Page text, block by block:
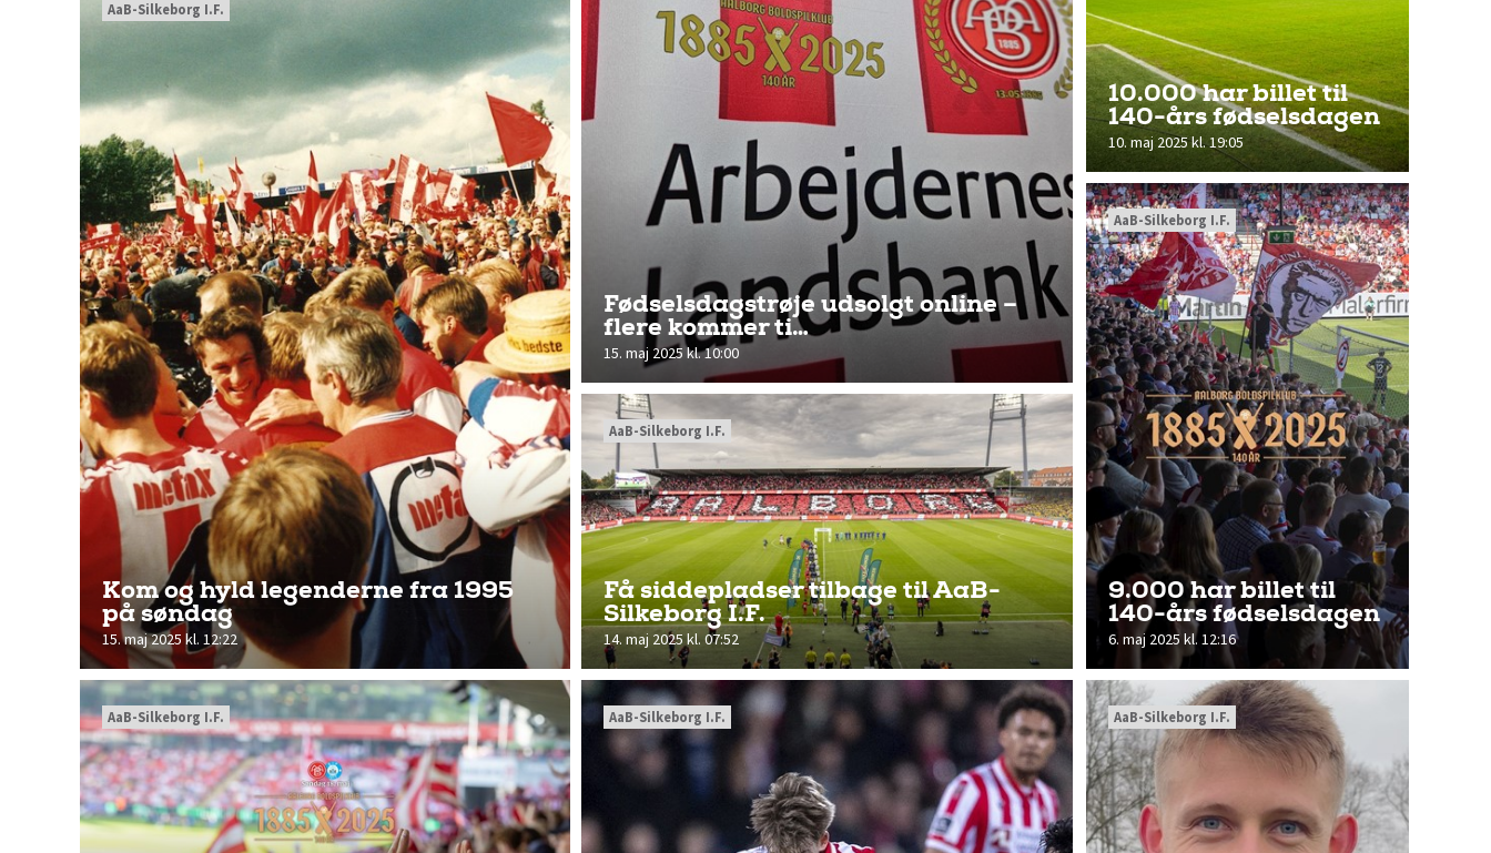
Kom og hyld legenderne fra 1995
på søndag
15. maj 2025 kl. 12:22
AaB-Silkeborg I.F.
Fødselsdagstrøje udsolgt online –
flere kommer ti…
15. maj 2025 kl. 10:00
Få siddepladser tilbage til AaB-
Silkeborg I.F.
14. maj 2025 kl. 07:52
AaB-Silkeborg I.F.
10.000 har billet til
140-års fødselsdagen
10. maj 2025 kl. 19:05
9.000 har billet til
140-års fødselsdagen
6. maj 2025 kl. 12:16
AaB-Silkeborg I.F.
AaB-Silkeborg I.F. AaB-Silkeborg I.F. AaB-Silkeborg I.F.